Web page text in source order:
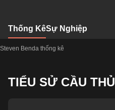
Thống KêSự Nghiệp
Steven Benda thống kê
TIỂU SỬ CẦU THỦ